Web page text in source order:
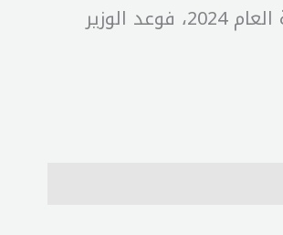
أضاف :”الموضوع الثاني، ما يتعلق بمستحقات المقاولين عن أشغال المشاريع الممولة محليا والتي تتضمنها موازنة العام 2024، فوعد الوزير